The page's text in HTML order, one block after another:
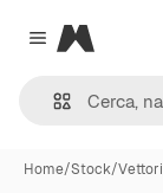
Close menu
Magnific
Home/Stock/Vettori